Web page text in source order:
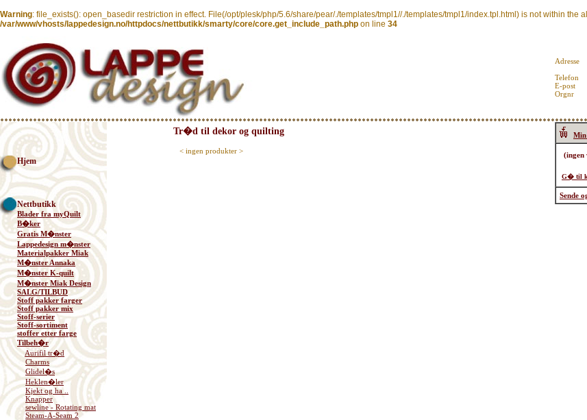
Warning: file_exists(): open_basedir restriction in effect. File(/opt/plesk/php/5.6/share/pear/./templates/tmpl1//./templates/tmpl1/index.tpl.html) is not within the
/var/www/vhosts/lappedesign.no/httpdocs/nettbutikk/smarty/core/core.get_include_path.php on line 34
Adresse
Telefon
E-post
Orgnr
Hjem
Nettbutikk
Blader fra myQuilt
B�ker
Gratis M�nster
Lappedesign m�nster
Materialpakker Miak
M�nster Annaka
M�nster K-quilt
M�nster Miak Design
SALG/TILBUD
Stoff pakker farger
Stoff pakker mix
Stoff-serier
Stoff-sortiment
stoffer etter farge
Tilbeh�r
Aurifil tr�d
Charms
Glidel�s
Heklen�ler
Kjekt og ha ..
Knapper
sewline - Rotating mat
Steam-A-Seam 2
Tr�d til dekor og quilting
< ingen produkter >
Min
G� til
Sende